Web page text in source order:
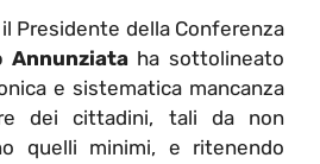
Presidente della Conferenza
Annunziataha sottolineato
e sistematica mancanza
dei cittadini, tali da non
quelli minimi, e ritenendo